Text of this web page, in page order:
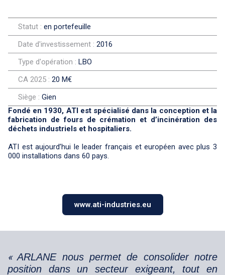
Statut : en portefeuille
Date d'investissement : 2016
Type d'opération : LBO
CA 2025 : 20 M€
Siège : Gien
Fondé en 1930, ATI est spécialisé dans la conception et la
fabrication de fours de crémation et d’incinération des
déchets industriels et hospitaliers.
ATI est aujourd’hui le leader français et européen avec plus 3
000 installations dans 60 pays.
www.ati-industries.eu
«ARLANE nous permet de consolider notre
position dans un secteur exigeant, tout en